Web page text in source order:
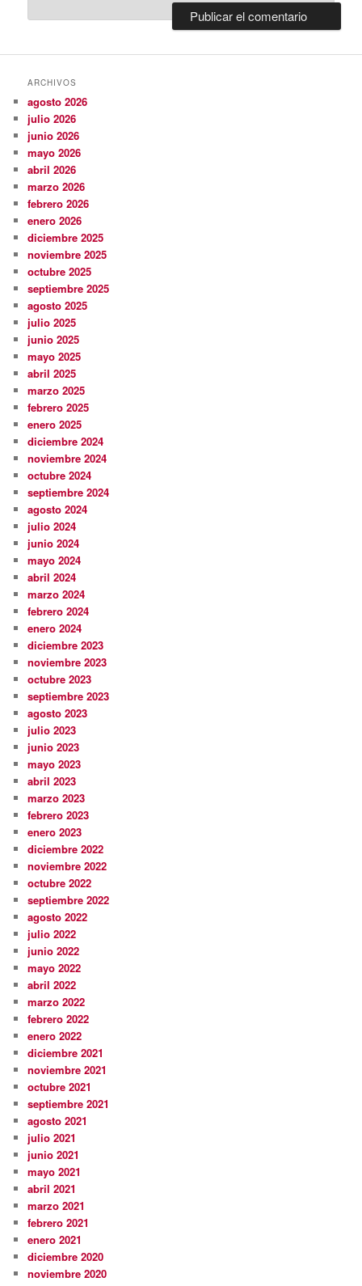
ARCHIVOS
agosto 2026
julio 2026
junio 2026
mayo 2026
abril 2026
marzo 2026
febrero 2026
enero 2026
diciembre 2025
noviembre 2025
octubre 2025
septiembre 2025
agosto 2025
julio 2025
junio 2025
mayo 2025
abril 2025
marzo 2025
febrero 2025
enero 2025
diciembre 2024
noviembre 2024
octubre 2024
septiembre 2024
agosto 2024
julio 2024
junio 2024
mayo 2024
abril 2024
marzo 2024
febrero 2024
enero 2024
diciembre 2023
noviembre 2023
octubre 2023
septiembre 2023
agosto 2023
julio 2023
junio 2023
mayo 2023
abril 2023
marzo 2023
febrero 2023
enero 2023
diciembre 2022
noviembre 2022
octubre 2022
septiembre 2022
agosto 2022
julio 2022
junio 2022
mayo 2022
abril 2022
marzo 2022
febrero 2022
enero 2022
diciembre 2021
noviembre 2021
octubre 2021
septiembre 2021
agosto 2021
julio 2021
junio 2021
mayo 2021
abril 2021
marzo 2021
febrero 2021
enero 2021
diciembre 2020
noviembre 2020